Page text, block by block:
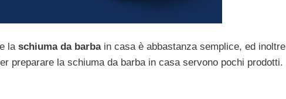
la schiuma da barbain casa è abbastanza semplice, ed inoltre
preparare la schiuma da barba in casa servono pochi prodotti.